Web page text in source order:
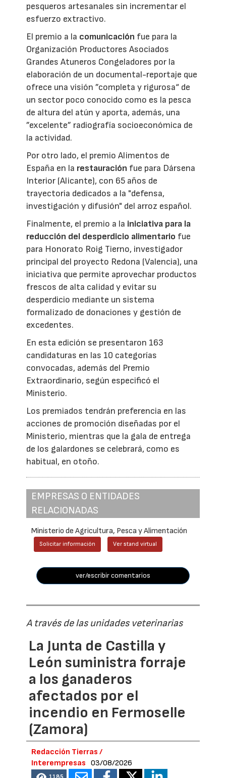
pesqueros artesanales sin incrementar el
esfuerzo extractivo.
El premio a la comunicación fue para la
Organización Productores Asociados
Grandes Atuneros Congeladores por la
elaboración de un documental-reportaje que
ofrece una visión ”completa y rigurosa“ de
un sector poco conocido como es la pesca
de altura del atún y aporta, además, una
”excelente” radiografía socioeconómica de
la actividad.
Por otro lado, el premio Alimentos de
España en la restauración fue para Dársena
Interior (Alicante), con 65 años de
trayectoria dedicados a la "defensa,
investigación y difusión" del arroz español.
Finalmente, el premio a la iniciativa para la
reducción del desperdicio alimentario fue
para Honorato Roig Tierno, investigador
principal del proyecto Redona (Valencia), una
iniciativa que permite aprovechar productos
frescos de alta calidad y evitar su
desperdicio mediante un sistema
formalizado de donaciones y gestión de
excedentes.
En esta edición se presentaron 163
candidaturas en las 10 categorías
convocadas, además del Premio
Extraordinario, según especificó el
Ministerio.
Los premiados tendrán preferencia en las
acciones de promoción diseñadas por el
Ministerio, mientras que la gala de entrega
de los galardones se celebrará, como es
habitual, en otoño.
EMPRESAS O ENTIDADES
RELACIONADAS
Ministerio de Agricultura, Pesca y Alimentación
Solicitar información Ver stand virtual
ver/escribir comentarios
A través de las unidades veterinarias
La Junta de Castilla y
León suministra forraje
a los ganaderos
afectados por el
incendio en Fermoselle
(Zamora)
Redacción Tierras /
Interempresas
03/08/2026